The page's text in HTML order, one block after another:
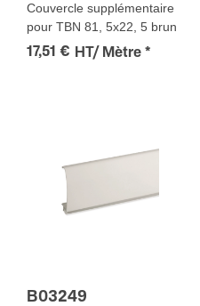
Couvercle supplémentaire
pour TBN 81, 5x22, 5 brun
17,51 € HT/ Mètre *
B03249